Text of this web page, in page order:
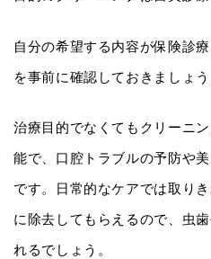
自分の希望する内容が保険診
を事前に確認しておきましょう
治療目的でなくてもクリーニ
能で、口腔トラブルの予防や
です。日常的なケアでは取り
に除去してもらえるので、虫
れるでしょう。